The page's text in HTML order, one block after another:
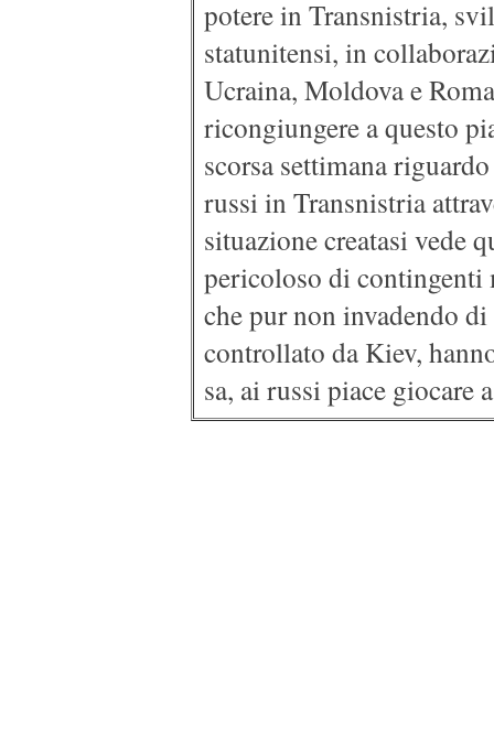
potere in Transnistria,
statunitensi, in
Ucraina, Moldova e
ricongiungere a questo
scorsa settimana
russi in Transnistria
situazione creatasi vede
pericoloso di
che pur non invadendo
controllato da Kiev,
sa, ai russi piace giocare